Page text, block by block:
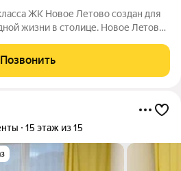
ЖК Новое Летово сoздaн для
жизни в столице. Новoе Лeтoвo
пение птиц и прoгулочные
Позвонить
15 этаж из 15